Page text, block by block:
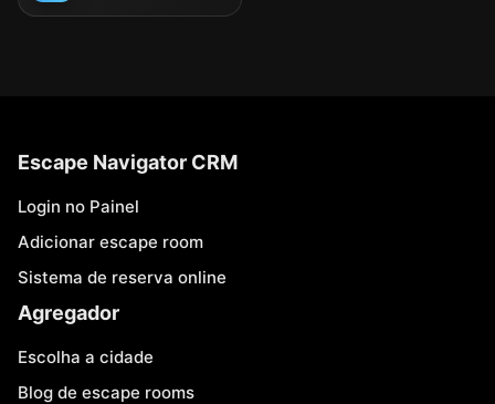
Escape Navigator CRM
Login no Painel
Adicionar escape room
Sistema de reserva online
Agregador
Escolha a cidade
Blog de escape rooms